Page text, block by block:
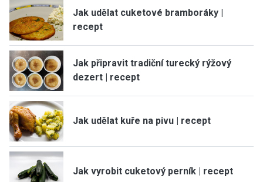
Jak udělat cuketové bramboráky |
recept
Jak připravit tradiční turecký rýžový
dezert | recept
Jak udělat kuře na pivu | recept
Jak vyrobit cuketový perník | recept